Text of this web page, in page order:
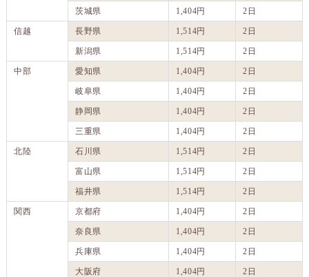
茨城県 1,404円 2日
信越 長野県 1,514円 2日
新潟県 1,514円 2日
中部 愛知県 1,404円 2日
岐阜県 1,404円 2日
静岡県 1,404円 2日
三重県 1,404円 2日
北陸 石川県 1,514円 2日
富山県 1,514円 2日
福井県 1,514円 2日
関西 京都府 1,404円 2日
奈良県 1,404円 2日
兵庫県 1,404円 2日
大阪府 1,404円 2日